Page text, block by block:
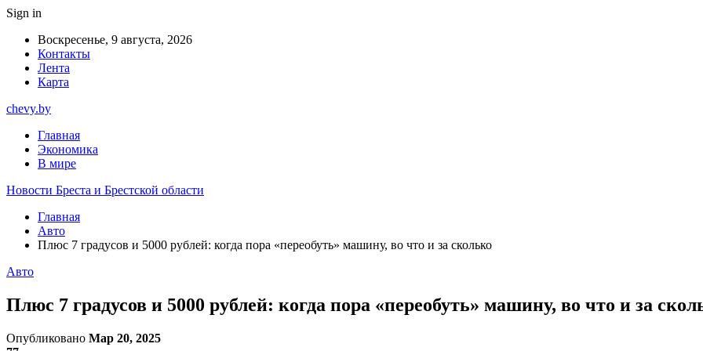
Sign in
Воскресенье, 9 августа, 2026
Контакты
Лента
Карта
chevy.by
Главная
Экономика
В мире
Новости Бреста и Брестской области
Главная
Авто
Плюс 7 градусов и 5000 рублей: когда пора «переобуть» машину, во что и за сколько
Авто
Плюс 7 градусов и 5000 рублей: когда пора «переобуть» машину, во что и за
Опубликовано Мар 20, 2025